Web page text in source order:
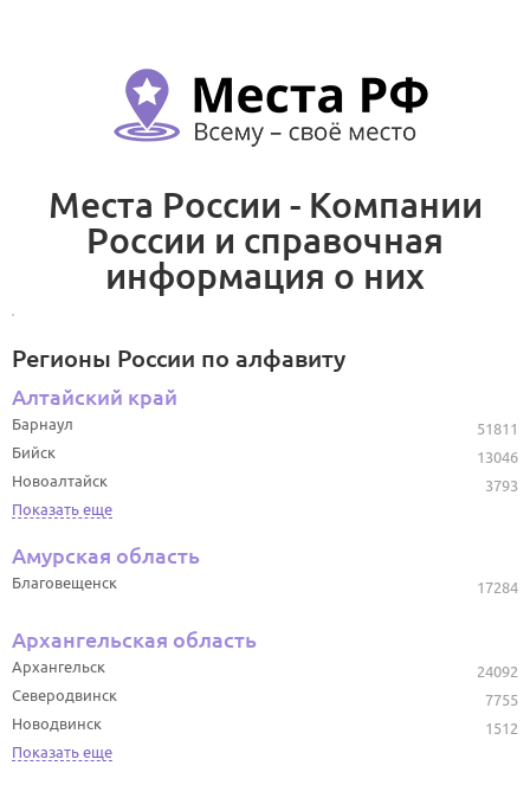
Места России - Компании
России и справочная
информация о них
Регионы России по алфавиту
Алтайский край
51811
Барнаул
13046
Бийск
3793
Новоалтайск
Показать еще
Амурская область
17284
Благовещенск
Архангельская область
24092
Архангельск
7755
Северодвинск
1512
Новодвинск
Показать еще